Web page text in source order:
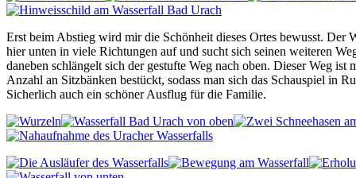
Erst beim Abstieg wird mir die Schönheit dieses Ortes bewusst. Der
hier unten in viele Richtungen auf und sucht sich seinen weiteren
daneben schlängelt sich der gestufte Weg nach oben. Dieser Weg ist
Anzahl an Sitzbänken bestückt, sodass man sich das Schauspiel in
Sicherlich auch ein schöner Ausflug für die Familie.